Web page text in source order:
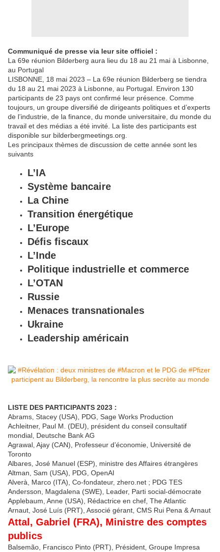
Communiqué de presse via leur site officiel :
La 69e réunion Bilderberg aura lieu du 18 au 21 mai à Lisbonne,
au Portugal
LISBONNE, 18 mai 2023 – La 69e réunion Bilderberg se tiendra
du 18 au 21 mai 2023 à Lisbonne, au Portugal. Environ 130
participants de 23 pays ont confirmé leur présence. Comme
toujours, un groupe diversifié de dirigeants politiques et d’experts
de l’industrie, de la finance, du monde universitaire, du monde du
travail et des médias a été invité. La liste des participants est
disponible sur bilderbergmeetings.org.
Les principaux thèmes de discussion de cette année sont les
suivants
L’IA
Système bancaire
La Chine
Transition énergétique
L’Europe
Défis fiscaux
L’Inde
Politique industrielle et commerce
L’OTAN
Russie
Menaces transnationales
Ukraine
Leadership américain
LISTE DES PARTICIPANTS 2023 :
Abrams, Stacey (USA), PDG, Sage Works Production
Achleitner, Paul M. (DEU), président du conseil consultatif
mondial, Deutsche Bank AG
Agrawal, Ajay (CAN), Professeur d’économie, Université de
Toronto
Albares, José Manuel (ESP), ministre des Affaires étrangères
Altman, Sam (USA), PDG, OpenAI
Alverà, Marco (ITA), Co-fondateur, zhero.net ; PDG TES
Andersson, Magdalena (SWE), Leader, Parti social-démocrate
Applebaum, Anne (USA), Rédactrice en chef, The Atlantic
Arnaut, José Luís (PRT), Associé gérant, CMS Rui Pena & Arnaut
Attal, Gabriel (FRA), Ministre des comptes
publics
Balsemão, Francisco Pinto (PRT), Président, Groupe Impresa